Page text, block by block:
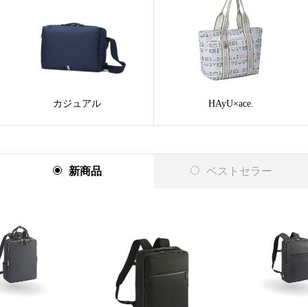
カジュアル HAyU×ace.
新商品 ベストセラー